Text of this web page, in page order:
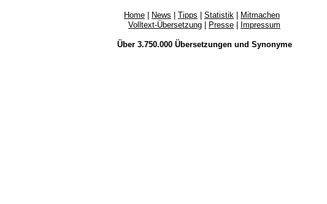
Home News Tipps Statistik
Mitmachen
Volltext-Übersetzung
Presse Impressum
Über 3.750.000 Übersetzungenund Synonyme